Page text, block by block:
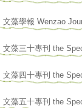
文藻學報 Wenzao
文藻三十專刊 the
文藻四十專刊 the
文藻五十專刊 the